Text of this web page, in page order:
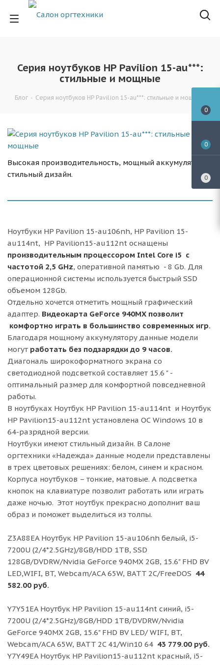
Серия ноутбуков HP Pavilion 15-au***:
стильные и мощные
Блог - Серия ноутбуков HP Pavilion 15-au***: стильные и мощные
Высокая производительность, мощный аккумулятор,
стильный дизайн.
Ноутбуки HP Pavilion 15-au106nh, HP Pavilion 15-
au114nt, HP Pavilion15-au112nt оснащены
производительным процессором Intel Core i5 с
частотой 2,5 GHz, оперативной памятью - 8 Gb. Для
операционной системы используется быстрый SSD
объемом 128Gb.
Отдельно хочется отметить мощный графический
адаптер. Видеокарта GeForce 940MX позволит
комфортно играть в большинство современных игр.
Благодаря мощному аккумулятору данные модели
могут работать без подзарядки до 9 часов.
Диагональ широкоформатного экрана со
светодиодной подсветкой составляет 15.6 " -
оптимальный размер для комфортной повседневной
работы.
В ноутбуках Ноутбук HP Pavilion 15-au114nt и Ноутбук
HP Pavilion15-au112nt установлена ОС Windows 10 в
64-разрядной версии.
Ноутбуки имеют стильный дизайн. В Салоне
оргтехники «Надежда» данные модели представлены
в трех цветовых решениях: белом, синем и красном.
Корпуса ноутбуков – тонкие, матовые. А подсветка
кнопок на клавиатуре позволит работать или играть
даже ночью. Этот ноутбук прекрасно дополнит ваш
образ и поможет выделиться из толпы.
Z3A88EA Ноутбук HP Pavilion 15-au106nh белый, i5-
7200U (2/4*2.5GHz)/8GB/HDD 1TB, SSD
128GB/DVDRW/Nvidia GeForce 940MX 2GB, 15.6" FHD BV
LED,WIFI, BT, Webcam/ACA 65W, BATT 2C/FreeDOS 44
582.00 руб.
Y7Y51EA Ноутбук HP Pavilion 15-au114nt синий, i5-
7200U (2/4*2.5GHz)/8GB/HDD 1TB/DVDRW/Nvidia
GeForce 940MX 2GB, 15.6" FHD BV LED/ WIFI, BT,
Webcam/ACA 65W, BATT 2C 41/Win10 64 43 779.00 руб.
Y7Y49EA Ноутбук HP Pavilion15-au112nt красный, i5-
0
0
0